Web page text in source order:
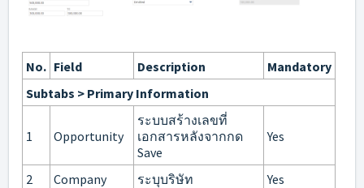
No. Field Description
Mandatory
Subtabs > Primary Information
1 Opportunity
ระบบสร้างเลขที่
เอกสารหลังจากกด
Save
Yes
2 Company ระบุบริษัท Yes